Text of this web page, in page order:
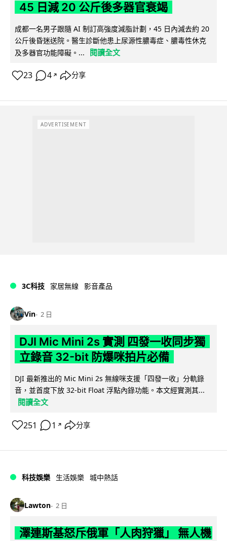
45 日減 20 公斤後多器官衰竭
成都一名男子跟隨 AI 制訂高強度減脂計劃，45 日內減去約 20
公斤後昏迷送院。醫生診斷他患上尿源性膿毒症、膿毒性休克
及多器官功能障礙。...
閱讀全文
23 4 ↗ 分享
ADVERTISEMENT
3C科技 家居無線 影音產品
Vin 2 日
DJI Mic Mini 2s 實測 四發一收同步獨
立錄音 32-bit 防爆咪拍片必備
DJI 最新推出的 Mic Mini 2s 無線咪支援「四發一收」分軌錄
音，並首度下放 32-bit Float 浮點內錄功能。本文經實測其...
閱讀全文
251 1 ↗ 分享
科技娛樂 生活娛樂 城中熱話
Lawton 2 日
澤連斯基怒斥俄軍「人肉狩獵」 無人機